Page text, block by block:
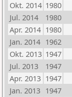
Okt. 2014 1980
Jul. 2014
1980
Apr. 2014 1980
Jan. 2014 1962
Okt. 2013 1947
Jul. 2013
1947
Apr. 2013 1947
Jan. 2013 1947